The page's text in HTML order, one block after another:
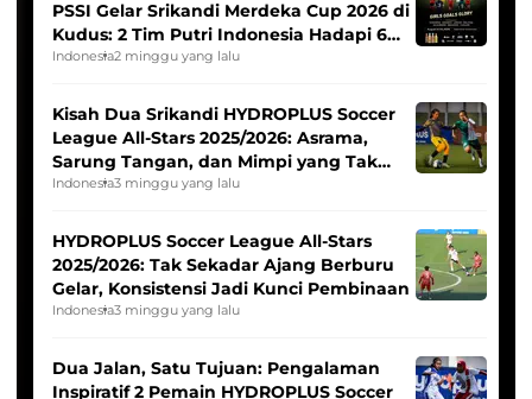
PSSI Gelar Srikandi Merdeka Cup 2026 di
Kudus: 2 Tim Putri Indonesia Hadapi 6
Tim Asia
Indonesia2 minggu yang lalu
Kisah Dua Srikandi HYDROPLUS Soccer
League All-Stars 2025/2026: Asrama,
Sarung Tangan, dan Mimpi yang Tak
Pernah Padam
Indonesia3 minggu yang lalu
HYDROPLUS Soccer League All-Stars
2025/2026: Tak Sekadar Ajang Berburu
Gelar, Konsistensi Jadi Kunci Pembinaan
Indonesia3 minggu yang lalu
Dua Jalan, Satu Tujuan: Pengalaman
Inspiratif 2 Pemain HYDROPLUS Soccer